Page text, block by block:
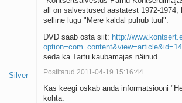
all on salvestused aastatest 1972-1974,
selline lugu "Mere kaldal puhub tuul".
DVD saab osta siit: http://
seda ka Tartu kaubamajas näinud.
Silver Postitatud 2011-04-19 15:16:44.
Kas keegi oskab anda informatsiooni
kohta.